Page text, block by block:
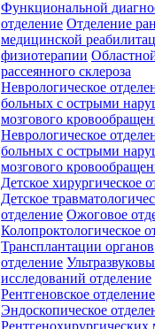
Функциональной
отделение Отделение
медицинской
физиотерапии
рассеянного склероза
Неврологическое
больных с острыми
мозгового
Неврологическое
больных с острыми
мозгового
Детское хирургическое
Детское
отделение Ожоговое
Колопроктологическое
Трансплантации органов
отделение
исследований отделение
Рентгеновское отделение
Эндоскопическое
Рентгенохирургических